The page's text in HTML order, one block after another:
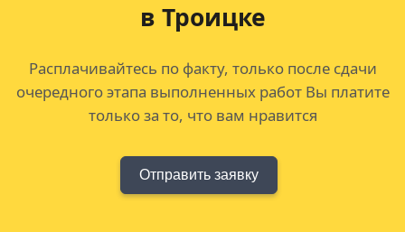
в Троицке
Расплачивайтесь по факту, только после сдачи
очередного этапа выполненных работ Вы платите
только за то, что вам нравится
Отправить заявку